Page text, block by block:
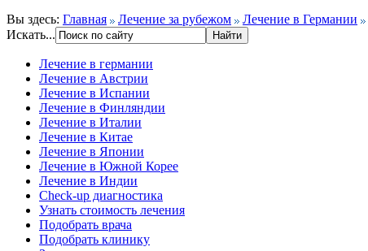
Вы здесь: Главная Лечение за рубежом Лечение в Германии
Искать...
Лечение в германии
Лечение в Австрии
Лечение в Испании
Лечение в Финляндии
Лечение в Италии
Лечение в Китае
Лечение в Японии
Лечение в Южной Корее
Лечение в Индии
Check-up диагностика
Узнать стоимость лечения
Подобрать врача
Подобрать клинику